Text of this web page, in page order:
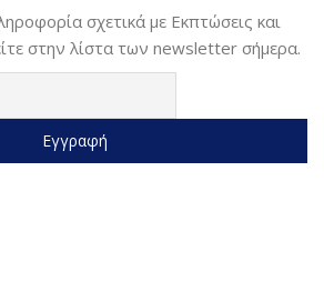
σχετικά με Εκπτώσεις και
στην λίστα των newsletter σήμερα.